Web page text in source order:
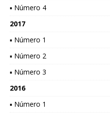
▪ Número 4
2017
▪ Número 1
▪ Número 2
▪ Número 3
2016
▪ Número 1